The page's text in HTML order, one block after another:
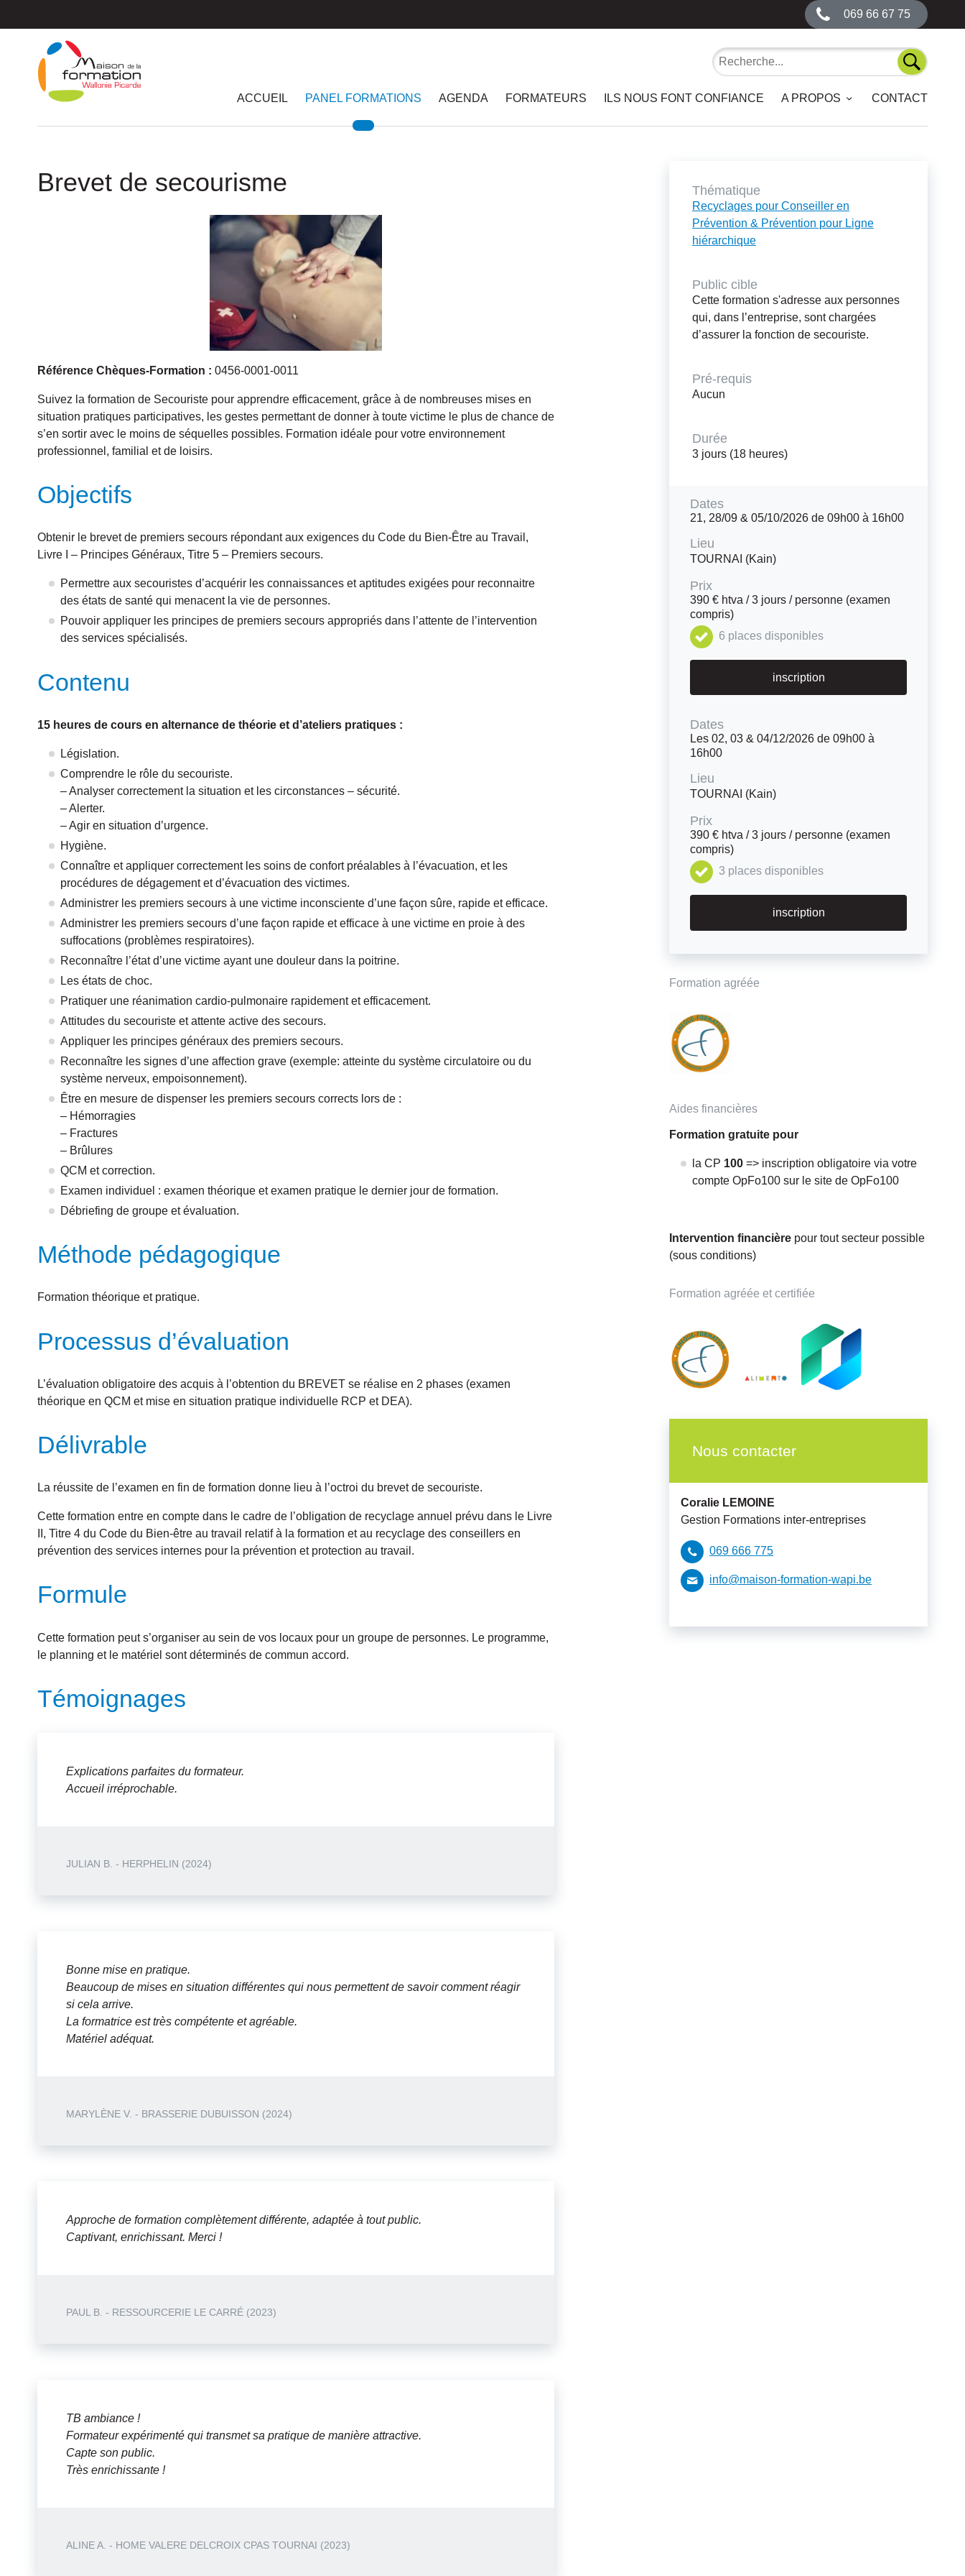
principal
069 66 67 75
ACCUEIL PANEL FORMATIONS AGENDA FORMATEURS ILS NOUS FONT CONFIANCE A PROPOS CONTACT
Recherche
Brevet de secourisme
Référence Chèques-Formation : 0456-0001-0011
Suivez la formation de Secouriste pour apprendre efficacement, grâce à de nombreuses mises en
situation pratiques participatives, les gestes permettant de donner à toute victime le plus de chance de
s’en sortir avec le moins de séquelles possibles. Formation idéale pour votre environnement
professionnel, familial et de loisirs.
Objectifs
Obtenir le brevet de premiers secours répondant aux exigences du Code du Bien-Être au Travail,
Livre I – Principes Généraux, Titre 5 – Premiers secours.
Permettre aux secouristes d’acquérir les connaissances et aptitudes exigées pour reconnaitre
des états de santé qui menacent la vie de personnes.
Pouvoir appliquer les principes de premiers secours appropriés dans l’attente de l’intervention
des services spécialisés.
Contenu
15 heures de cours en alternance de théorie et d’ateliers pratiques :
Législation.
Comprendre le rôle du secouriste.
– Analyser correctement la situation et les circonstances – sécurité.
– Alerter.
– Agir en situation d’urgence.
Hygiène.
Connaître et appliquer correctement les soins de confort préalables à l’évacuation, et les
procédures de dégagement et d’évacuation des victimes.
Administrer les premiers secours à une victime inconsciente d’une façon sûre, rapide et efficace.
Administrer les premiers secours d’une façon rapide et efficace à une victime en proie à des
suffocations (problèmes respiratoires).
Reconnaître l’état d’une victime ayant une douleur dans la poitrine.
Les états de choc.
Pratiquer une réanimation cardio-pulmonaire rapidement et efficacement.
Attitudes du secouriste et attente active des secours.
Appliquer les principes généraux des premiers secours.
Reconnaître les signes d’une affection grave (exemple: atteinte du système circulatoire ou du
système nerveux, empoisonnement).
Être en mesure de dispenser les premiers secours corrects lors de :
– Hémorragies
– Fractures
– Brûlures
QCM et correction.
Examen individuel : examen théorique et examen pratique le dernier jour de formation.
Débriefing de groupe et évaluation.
Méthode pédagogique
Formation théorique et pratique.
Processus d’évaluation
L’évaluation obligatoire des acquis à l’obtention du BREVET se réalise en 2 phases (examen
théorique en QCM et mise en situation pratique individuelle RCP et DEA).
Délivrable
La réussite de l’examen en fin de formation donne lieu à l’octroi du brevet de secouriste.
Cette formation entre en compte dans le cadre de l’obligation de recyclage annuel prévu dans le Livre
II, Titre 4 du Code du Bien-être au travail relatif à la formation et au recyclage des conseillers en
prévention des services internes pour la prévention et protection au travail.
Formule
Cette formation peut s’organiser au sein de vos locaux pour un groupe de personnes. Le programme,
le planning et le matériel sont déterminés de commun accord.
Témoignages
Explications parfaites du formateur.
Accueil irréprochable.
JULIAN B. - HERPHELIN (2024)
Bonne mise en pratique.
Beaucoup de mises en situation différentes qui nous permettent de savoir comment réagir
si cela arrive.
La formatrice est très compétente et agréable.
Matériel adéquat.
MARYLÈNE V. - BRASSERIE DUBUISSON (2024)
Approche de formation complètement différente, adaptée à tout public.
Captivant, enrichissant. Merci !
PAUL B. - RESSOURCERIE LE CARRÉ (2023)
TB ambiance !
Formateur expérimenté qui transmet sa pratique de manière attractive.
Capte son public.
Très enrichissante !
ALINE A. - HOME VALERE DELCROIX CPAS TOURNAI (2023)
Thématique
Recyclages pour Conseiller en
Prévention & Prévention pour Ligne
hiérarchique
Public cible
Cette formation s'adresse aux personnes
qui, dans l’entreprise, sont chargées
d’assurer la fonction de secouriste.
Pré-requis
Aucun
Durée
3 jours (18 heures)
Dates
21, 28/09 & 05/10/2026 de 09h00 à 16h00
Lieu
TOURNAI (Kain)
Prix
390 € htva / 3 jours / personne (examen
compris)
6 places disponibles
inscription
Dates
Les 02, 03 & 04/12/2026 de 09h00 à
16h00
Lieu
TOURNAI (Kain)
Prix
390 € htva / 3 jours / personne (examen
compris)
3 places disponibles
inscription
Formation agréée
Aides financières
Formation gratuite pour
la CP 100 => inscription obligatoire via votre
compte OpFo100 sur le site de OpFo100
Intervention financière pour tout secteur possible
(sous conditions)
Formation agréée et certifiée
Nous contacter
Coralie LEMOINE
Gestion Formations inter-entreprises
069 666 775
info@maison-formation-wapi.be